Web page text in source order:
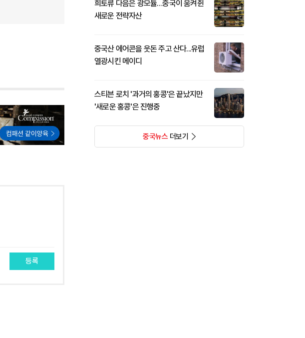
등록
희토류 다음은 광모듈…중국이 움켜쥔
새로운 전략자산
중국산 에어콘을 웃돈 주고 산다...유럽
열광시킨 메이디
스티븐 로치 '과거의 홍콩'은 끝났지만
'새로운 홍콩'은 진행중
중국뉴스더보기